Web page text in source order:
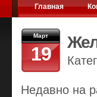
Главная
Март
19
Недавно на